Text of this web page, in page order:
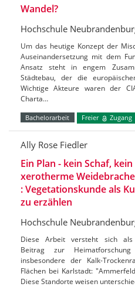
Wandel?
Hochschule
Um das heutige Konzept der
Auseinandersetzung mit dem
Ansatz steht in engem
Städtebau, der die
Wichtige Akteure waren der
Charta…
Bachelorarbeit Freier Zugang
Ally Rose Fiedler
Ein Plan - kein Schaf,
xerotherme
: Vegetationskunde als
zu erzählen
Hochschule
Diese Arbeit versteht sich als
Beitrag zur
insbesondere der Kalk-
Flächen bei Karlstadt:
Diese Standorte weisen